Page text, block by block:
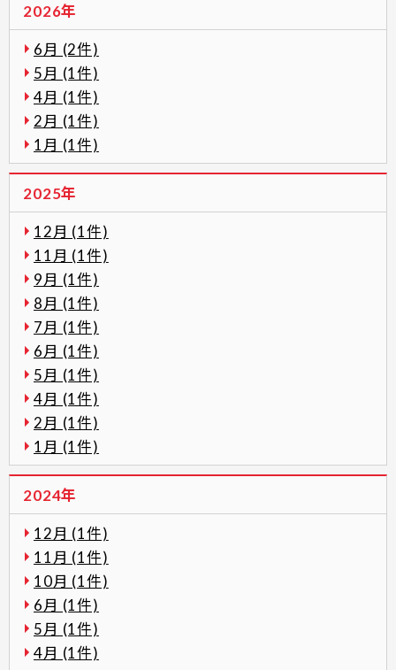
2026年
6月 (2件)
5月 (1件)
4月 (1件)
2月 (1件)
1月 (1件)
2025年
12月 (1件)
11月 (1件)
9月 (1件)
8月 (1件)
7月 (1件)
6月 (1件)
5月 (1件)
4月 (1件)
2月 (1件)
1月 (1件)
2024年
12月 (1件)
11月 (1件)
10月 (1件)
6月 (1件)
5月 (1件)
4月 (1件)